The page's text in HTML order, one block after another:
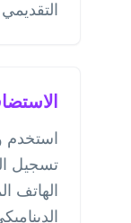
استخدم
تسجيل
الهاتف